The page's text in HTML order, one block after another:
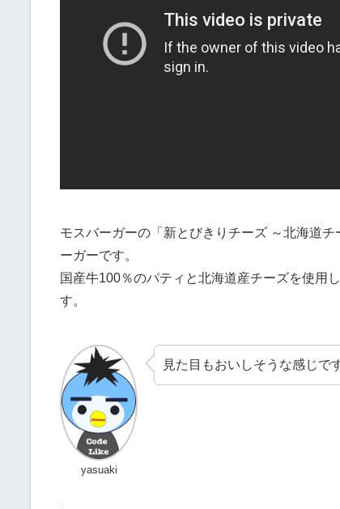
モスバーガーの「新とびきりチーズ ～北海道
ーガーです。
国産牛100％のパティと北海道産チーズを使用
す。
yasuaki
見た目もおいしそうな感じで